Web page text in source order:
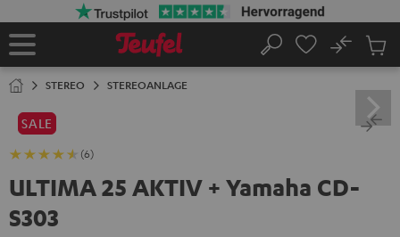
Startseite
Suche
No
STEREO STEREOANLAGE
SALE
(6)
ULTIMA 25 AKTIV + Yamaha CD-
S303